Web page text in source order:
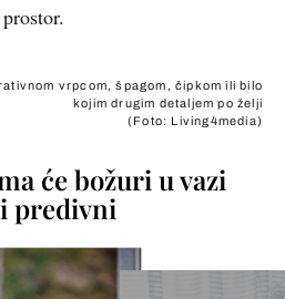
vrpcom, špagom, čipkom ili bilo
kojim drugim detaljem po želji
(Foto: Living4media)
će božuri u vazi
predivni